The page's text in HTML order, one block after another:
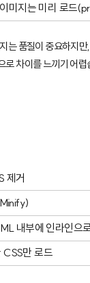
미지는 미리 로드
는 품질이 중요하지
로 차이를 느끼기 어렵
제거
내부에 인라인으
CSS만 로드